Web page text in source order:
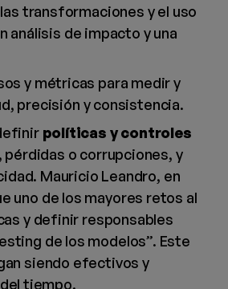
transformaciones y el uso
análisis de impacto y una
y métricas para medir y
precisión y consistencia.
políticas y controles
o corrupciones, y
Mauricio Leandro, en
uno de los mayores retos al
y definir responsables
de los modelos”. Este
siendo efectivos y
tiempo.